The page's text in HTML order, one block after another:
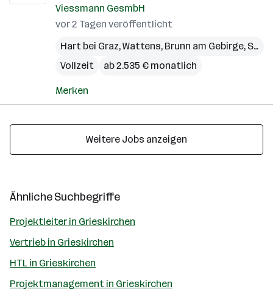
Viessmann GesmbH
vor 2 Tagen veröffentlicht
Hart bei Graz,Wattens, Brunn am Gebirge, Steinhaus
Vollzeit
ab 2.535 € monatlich
Merken
Weitere Jobs anzeigen
Ähnliche Suchbegriffe
Projektleiter in Grieskirchen
Vertrieb in Grieskirchen
HTL in Grieskirchen
Projektmanagement in Grieskirchen